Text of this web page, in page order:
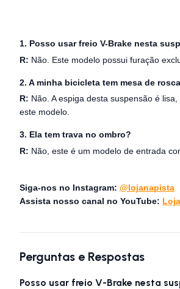
1. Posso usar freio V-Brake nesta
R: Não. Este modelo possui furação
2. A minha bicicleta tem mesa de
R: Não. A espiga desta suspensão é
este modelo.
3. Ela tem trava no ombro?
R: Não, este é um modelo de entrada
Siga-nos no Instagram: @lojanapista
Assista nosso canal no YouTube:
Perguntas e Respostas
Posso usar freio V-Brake nesta